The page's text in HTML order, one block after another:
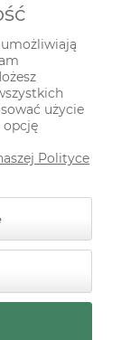
Shoper
użycie
opcję
Polityce